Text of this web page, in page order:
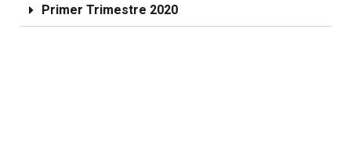
Primer Trimestre 2020